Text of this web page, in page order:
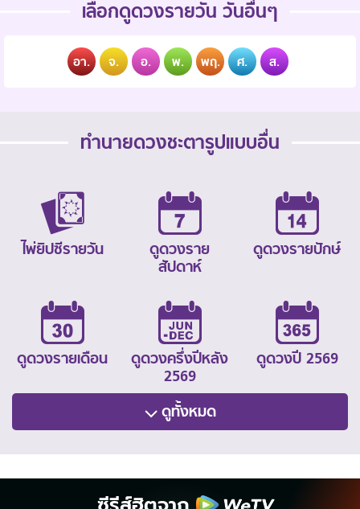
เลือกดูดวงรายวัน วันอื่นๆ
อา. จ. อ. พ. พฤ. ศ. ส.
ทำนายดวงชะตารูปแบบอื่น
ไพ่ยิปซีรายวัน
ดูดวงราย
สัปดาห์
ดูดวงรายปักษ์
ดูดวงรายเดือน
ดูดวงครึ่งปีหลัง
2569
ดูดวงปี 2569
ดูทั้งหมด